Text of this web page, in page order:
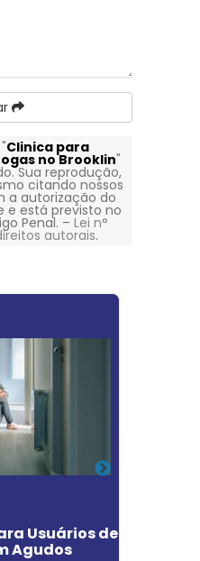
Clinica para
no Brooklin"
Sua reprodução,
citando nossos
a autorização do
e está previsto no
Penal. – Lei n°
autorais.
Usuários de
Agudos